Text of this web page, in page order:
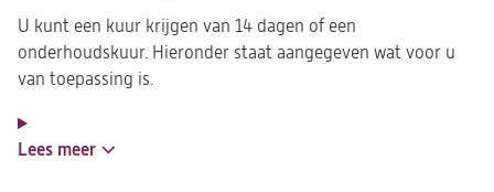
U kunt een kuur krijgen van 14 dagen of een
onderhoudskuur. Hieronder staat aangegeven wat voor u
van toepassing is.
Lees meer